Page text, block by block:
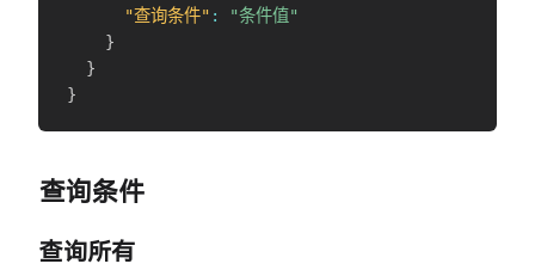
"查询条件" :
"条件值"
}
}
}
查询条件
查询所有